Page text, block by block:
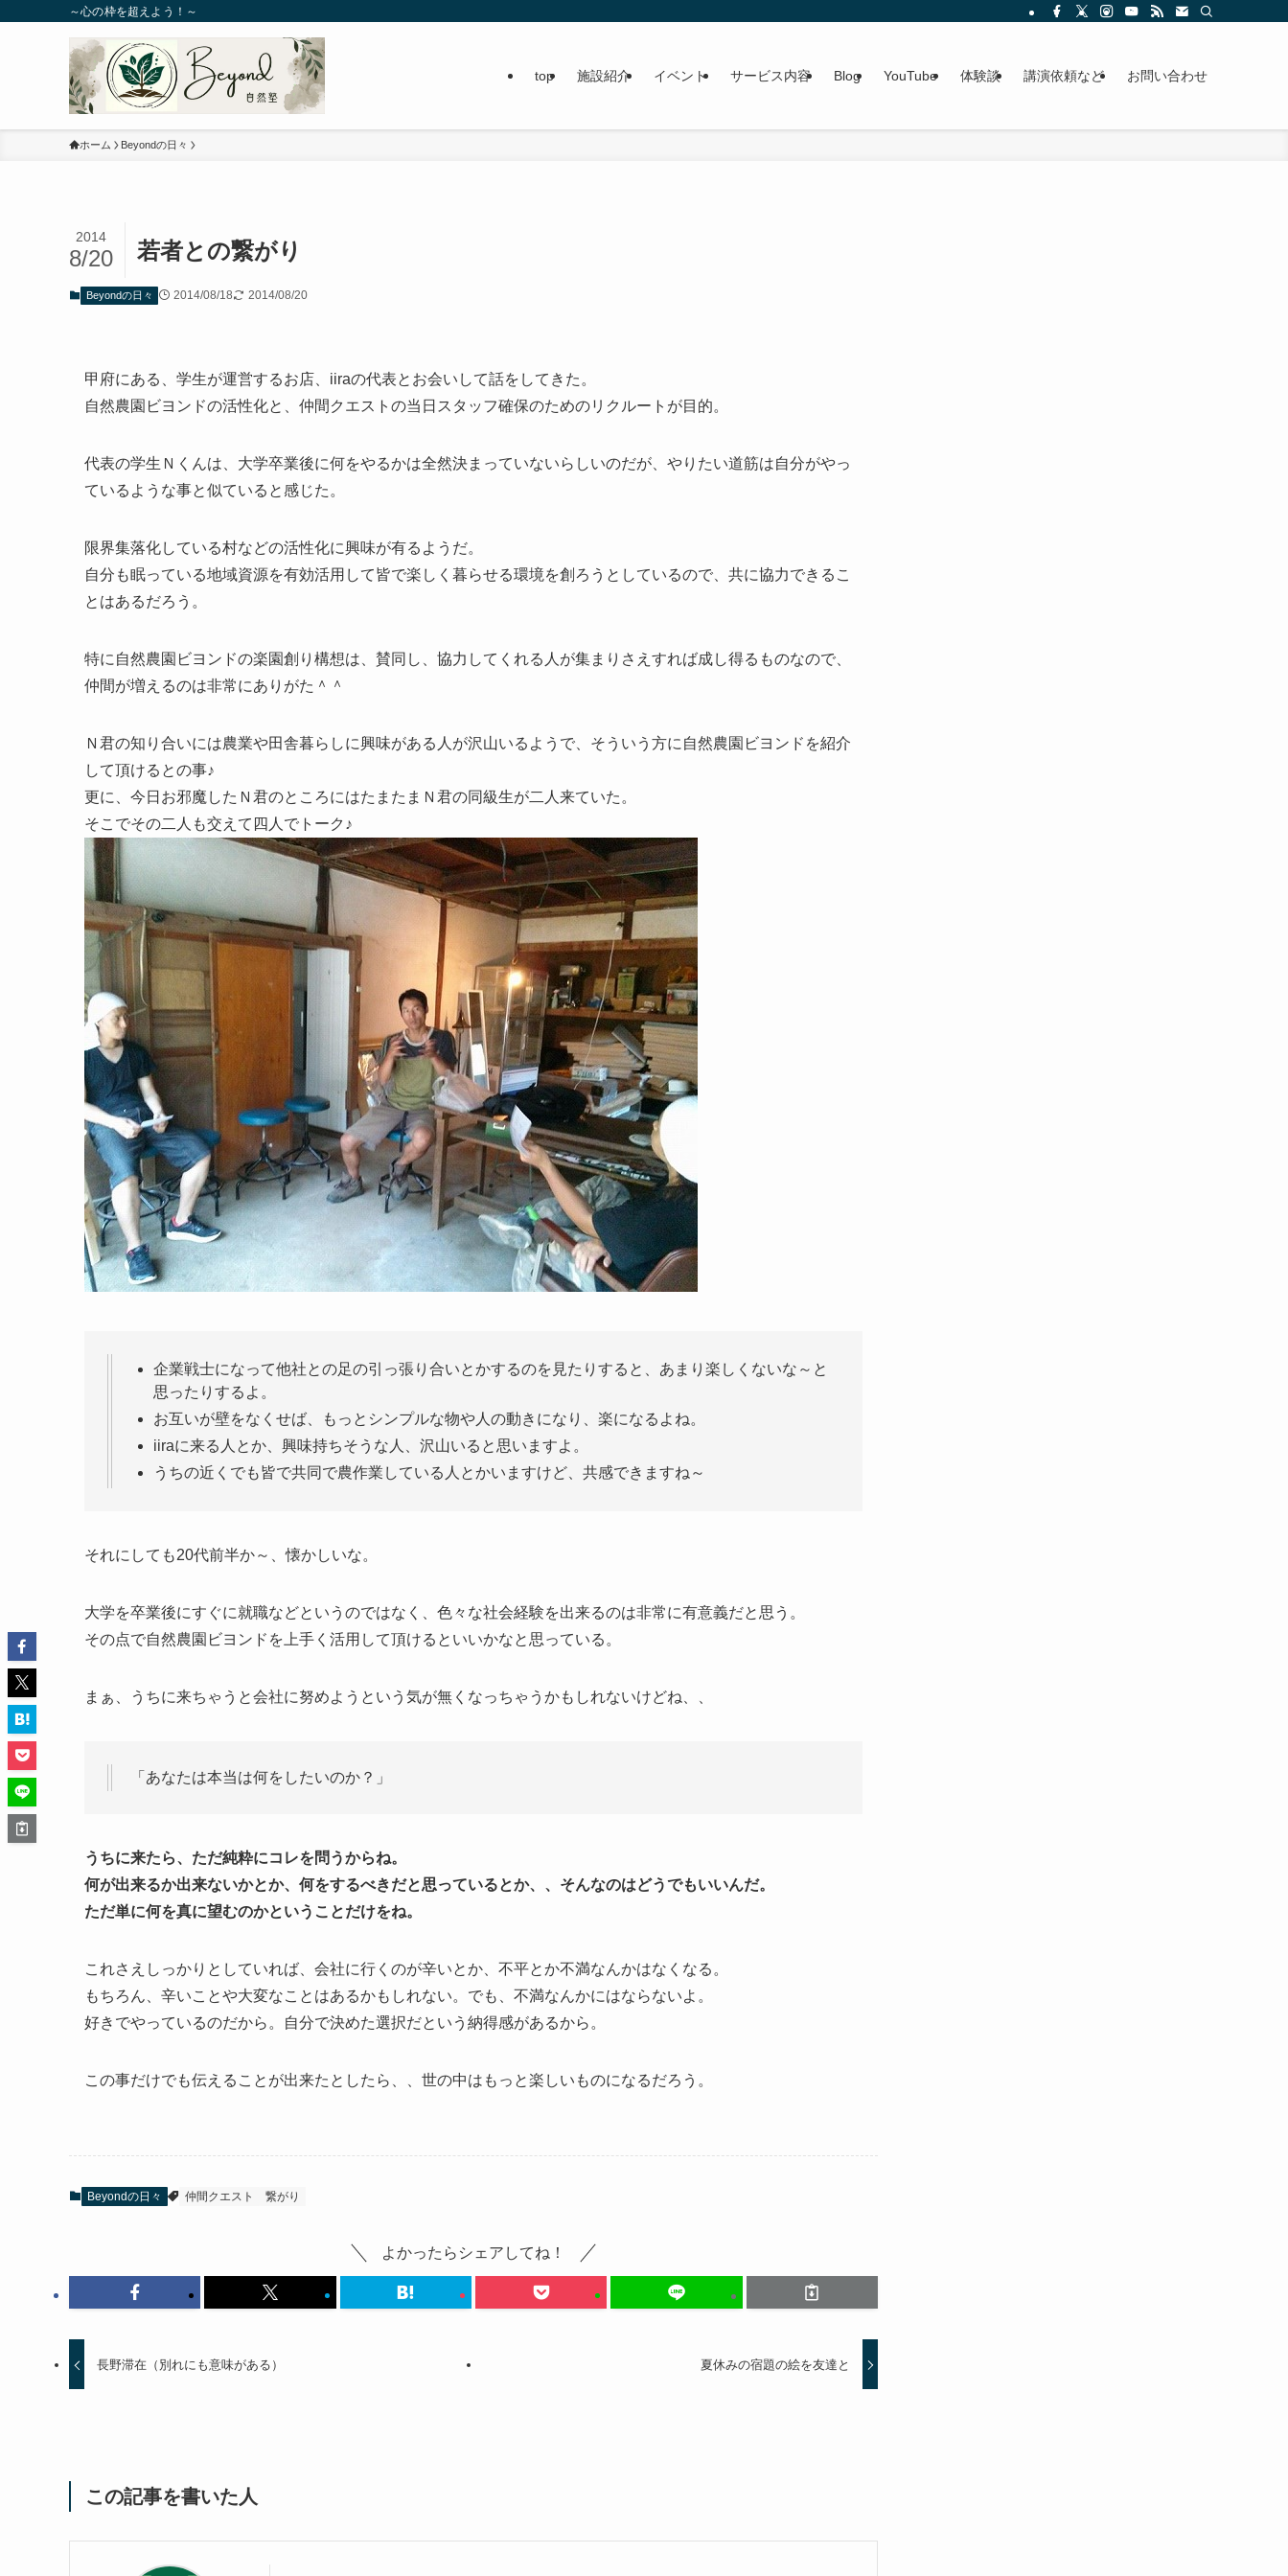
～心の枠を超えよう！～
top 施設紹介 イベント サービス内容 Blog YouTube 体験談 講演依頼など お問い合わせ
ホーム Beyondの日々
若者との繋がり
2014
8/20
Beyondの日々 2014/08/18 2014/08/20
甲府にある、学生が運営するお店、iiraの代表とお会いして話をしてきた。
自然農園ビヨンドの活性化と、仲間クエストの当日スタッフ確保のためのリクルートが目的。
代表の学生Ｎくんは、大学卒業後に何をやるかは全然決まっていないらしいのだが、やりたい道筋は自分がやっ
ているような事と似ていると感じた。
限界集落化している村などの活性化に興味が有るようだ。
自分も眠っている地域資源を有効活用して皆で楽しく暮らせる環境を創ろうとしているので、共に協力できるこ
とはあるだろう。
特に自然農園ビヨンドの楽園創り構想は、賛同し、協力してくれる人が集まりさえすれば成し得るものなので、
仲間が増えるのは非常にありがた＾＾
Ｎ君の知り合いには農業や田舎暮らしに興味がある人が沢山いるようで、そういう方に自然農園ビヨンドを紹介
して頂けるとの事♪
更に、今日お邪魔したＮ君のところにはたまたまＮ君の同級生が二人来ていた。
そこでその二人も交えて四人でトーク♪
企業戦士になって他社との足の引っ張り合いとかするのを見たりすると、あまり楽しくないな～と
思ったりするよ。
お互いが壁をなくせば、もっとシンプルな物や人の動きになり、楽になるよね。
iiraに来る人とか、興味持ちそうな人、沢山いると思いますよ。
うちの近くでも皆で共同で農作業している人とかいますけど、共感できますね～
それにしても20代前半か～、懐かしいな。
大学を卒業後にすぐに就職などというのではなく、色々な社会経験を出来るのは非常に有意義だと思う。
その点で自然農園ビヨンドを上手く活用して頂けるといいかなと思っている。
まぁ、うちに来ちゃうと会社に努めようという気が無くなっちゃうかもしれないけどね、、
「あなたは本当は何をしたいのか？」
うちに来たら、ただ純粋にコレを問うからね。
何が出来るか出来ないかとか、何をするべきだと思っているとか、、そんなのはどうでもいいんだ。
ただ単に何を真に望むのかということだけをね。
これさえしっかりとしていれば、会社に行くのが辛いとか、不平とか不満なんかはなくなる。
もちろん、辛いことや大変なことはあるかもしれない。でも、不満なんかにはならないよ。
好きでやっているのだから。自分で決めた選択だという納得感があるから。
この事だけでも伝えることが出来たとしたら、、世の中はもっと楽しいものになるだろう。
Beyondの日々 仲間クエスト 繋がり
よかったらシェアしてね！
長野滞在（別れにも意味がある） 夏休みの宿題の絵を友達と
この記事を書いた人